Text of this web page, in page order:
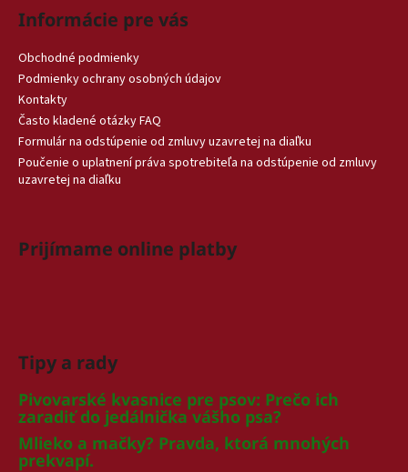
Informácie pre vás
Obchodné podmienky
Podmienky ochrany osobných údajov
Kontakty
Často kladené otázky FAQ
Formulár na odstúpenie od zmluvy uzavretej na diaľku
Poučenie o uplatnení práva spotrebiteľa na odstúpenie od zmluvy
uzavretej na diaľku
Prijímame online platby
Tipy a rady
Pivovarské kvasnice pre psov: Prečo ich
zaradiť do jedálnička vášho psa?
Mlieko a mačky? Pravda, ktorá mnohých
prekvapí.